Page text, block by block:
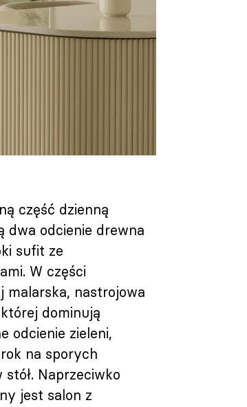
część dzienną
dwa odcienie drewna
sufit ze
W części
malarska, nastrojowa
dominują
odcienie zieleni,
na sporych
stół. Naprzeciwko
jest salon z